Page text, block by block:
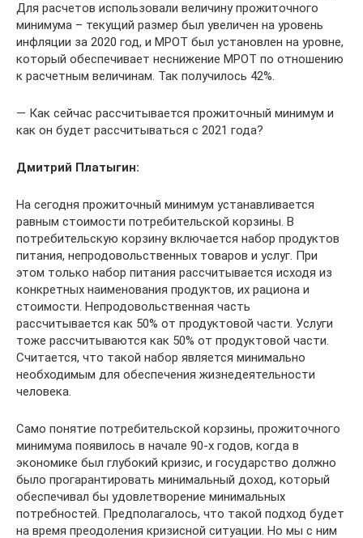
Для расчетов использовали величину прожиточного
минимума – текущий размер был увеличен на уровень
инфляции за 2020 год, и МРОТ был установлен на уровне,
который обеспечивает неснижение МРОТ по отношению
к расчетным величинам. Так получилось 42%.
— Как сейчас рассчитывается прожиточный минимум и
как он будет рассчитываться с 2021 года?
Дмитрий Платыгин:
На сегодня прожиточный минимум устанавливается
равным стоимости потребительской корзины. В
потребительскую корзину включается набор продуктов
питания, непродовольственных товаров и услуг. При
этом только набор питания рассчитывается исходя из
конкретных наименования продуктов, их рациона и
стоимости. Непродовольственная часть
рассчитывается как 50% от продуктовой части. Услуги
тоже рассчитываются как 50% от продуктовой части.
Считается, что такой набор является минимально
необходимым для обеспечения жизнедеятельности
человека.
Само понятие потребительской корзины, прожиточного
минимума появилось в начале 90-х годов, когда в
экономике был глубокий кризис, и государство должно
было прогарантировать минимальный доход, который
обеспечивал бы удовлетворение минимальных
потребностей. Предполагалось, что такой подход будет
на время преодоления кризисной ситуации. Но мы с ним